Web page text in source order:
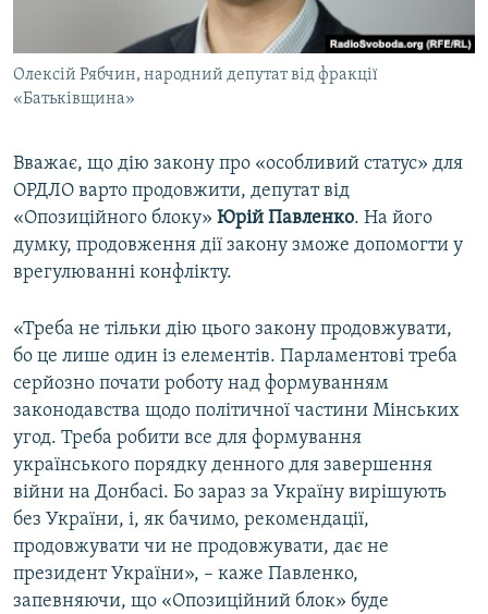
Олексій Рябчин, народний депутат від фракції
«Батьківщина»
Вважає, що дію закону про «особливий статус» для
ОРДЛО варто продовжити, депутат від
«Опозиційного блоку» Юрій Павленко. На його
думку, продовження дії закону зможе допомогти у
врегулюванні конфлікту.
«Треба не тільки дію цього закону продовжувати,
бо це лише один із елементів. Парламентові треба
серйозно почати роботу над формуванням
законодавства щодо політичної частини Мінських
угод. Треба робити все для формування
українського порядку денного для завершення
війни на Донбасі. Бо зараз за Україну вирішують
без України, і, як бачимо, рекомендації,
продовжувати чи не продовжувати, дає не
президент України», – каже Павленко,
запевняючи, що «Опозиційний блок» буде